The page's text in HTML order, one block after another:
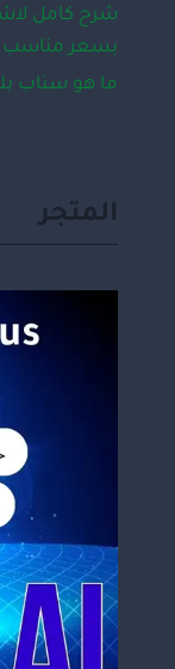
شرح كامل
بسعر مناسب
ما هو سناب
المتجر